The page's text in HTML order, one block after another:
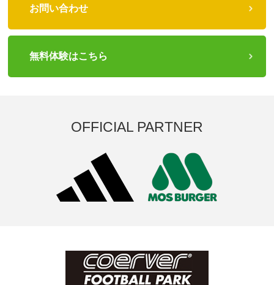
お問い合わせ
無料体験はこちら
OFFICIAL PARTNER